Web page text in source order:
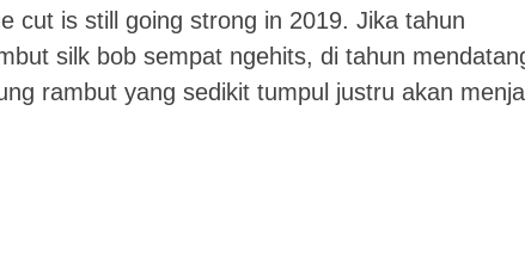
cut is still going strong in 2019. Jika tahun
silk bob sempat ngehits, di tahun
rambut yang sedikit tumpul justru akan